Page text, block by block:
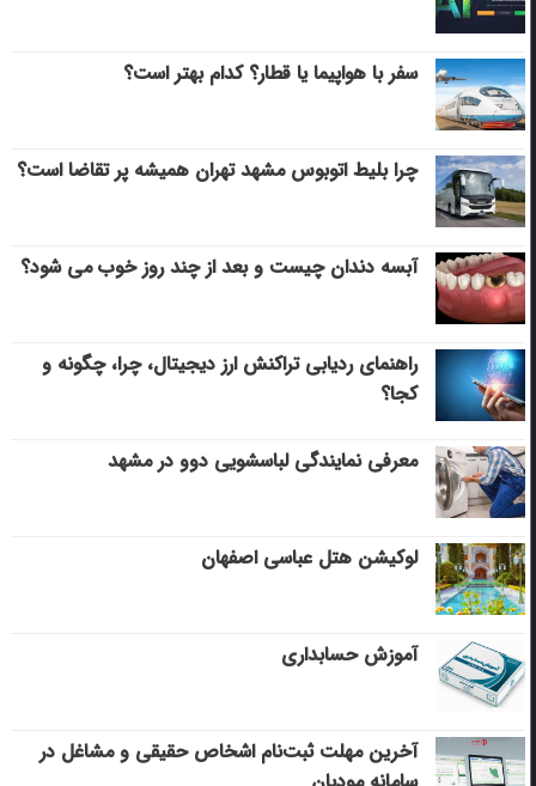
سفر با هواپیما یا قطار؟ کدام بهتر است؟
چرا بلیط اتوبوس مشهد تهران همیشه پر تقاضا است؟
آبسه دندان چیست و بعد از چند روز خوب می‌ شود؟
راهنمای ردیابی تراکنش ارز دیجیتال، چرا، چگونه و
کجا؟
معرفی نمایندگی لباسشویی دوو در مشهد
لوکیشن هتل عباسی اصفهان
آموزش حسابداری
آخرین مهلت ثبت‌نام اشخاص حقیقی و مشاغل در